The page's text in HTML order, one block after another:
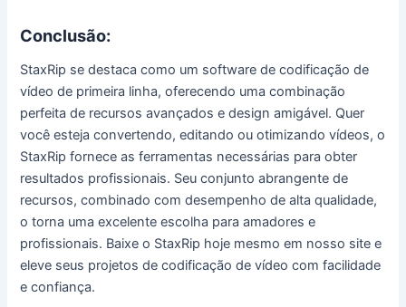
Conclusão:
StaxRip se destaca como um software de codificação de
vídeo de primeira linha, oferecendo uma combinação
perfeita de recursos avançados e design amigável. Quer
você esteja convertendo, editando ou otimizando vídeos, o
StaxRip fornece as ferramentas necessárias para obter
resultados profissionais. Seu conjunto abrangente de
recursos, combinado com desempenho de alta qualidade,
o torna uma excelente escolha para amadores e
profissionais. Baixe o StaxRip hoje mesmo em nosso site e
eleve seus projetos de codificação de vídeo com facilidade
e confiança.